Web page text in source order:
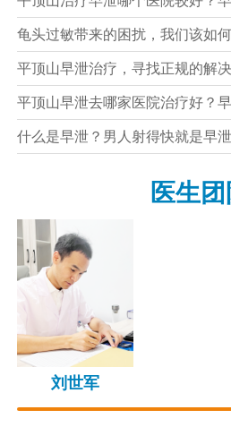
龟头过敏带来的困扰，我们该如
平顶山早泄治疗，寻找正规的解
平顶山早泄去哪家医院治疗好？
什么是早泄？男人射得快就是早
医生
刘世军